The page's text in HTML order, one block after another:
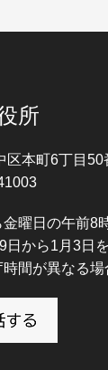
所
区本町6丁目50
曜日の午前8
日から1月3日を
間が異なる場